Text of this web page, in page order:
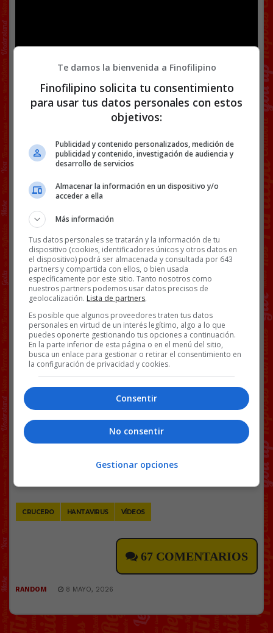
Facebook
Twitter
WhatsApp
Gmail
Copy
Link
CRUCERO HANTAVIRUS VÍDEOS
67 COMENTARIOS
RANDOM 8 MAYO, 2026
Te damos la bienvenida a Finofilipino
Finofilipino solicita tu consentimiento
para usar tus datos personales con estos
objetivos:
Publicidad y contenido personalizados, medición de
publicidad y contenido, investigación de audiencia y
desarrollo de servicios
Almacenar la información en un dispositivo y/o
acceder a ella
Más información
Tus datos personales se tratarán y la información de tu
dispositivo (cookies, identificadores únicos y otros datos en
el dispositivo) podrá ser almacenada y consultada por 643
partners y compartida con ellos, o bien usada
específicamente por este sitio. Tanto nosotros como
nuestros partners podemos usar datos precisos de
geolocalización. Lista de partners.
Es posible que algunos proveedores traten tus datos
personales en virtud de un interés legítimo, algo a lo que
puedes oponerte gestionando tus opciones a continuación.
En la parte inferior de esta página o en el menú del sitio,
busca un enlace para gestionar o retirar el consentimiento en
la configuración de privacidad y cookies.
Consentir
No consentir
Gestionar opciones